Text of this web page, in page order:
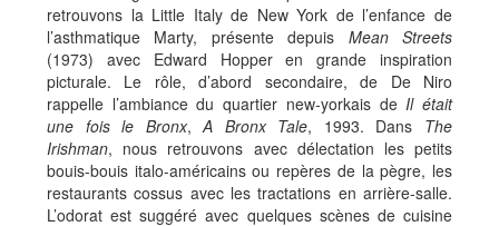
retrouvons la Little Italy de New York de l’enfance de
l’asthmatique Marty, présente depuis Mean Streets
(1973) avec Edward Hopper en grande inspiration
picturale. Le rôle, d’abord secondaire, de De Niro
rappelle l’ambiance du quartier new-yorkais deIl était
une fois le Bronx,A Bronx Tale, 1993. Dans The
Irishman, nous retrouvons avec délectation les petits
bouis-bouis italo-américains ou repères de la pègre, les
restaurants cossus avec les tractations en arrière-salle.
L’odorat est suggéré avec quelques scènes de cuisine